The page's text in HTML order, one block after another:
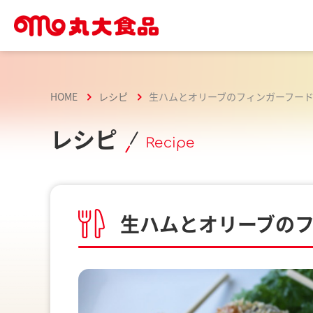
HOME レシピ 生ハムとオリーブのフィンガーフード
レシピ Recipe
生ハムとオリーブの